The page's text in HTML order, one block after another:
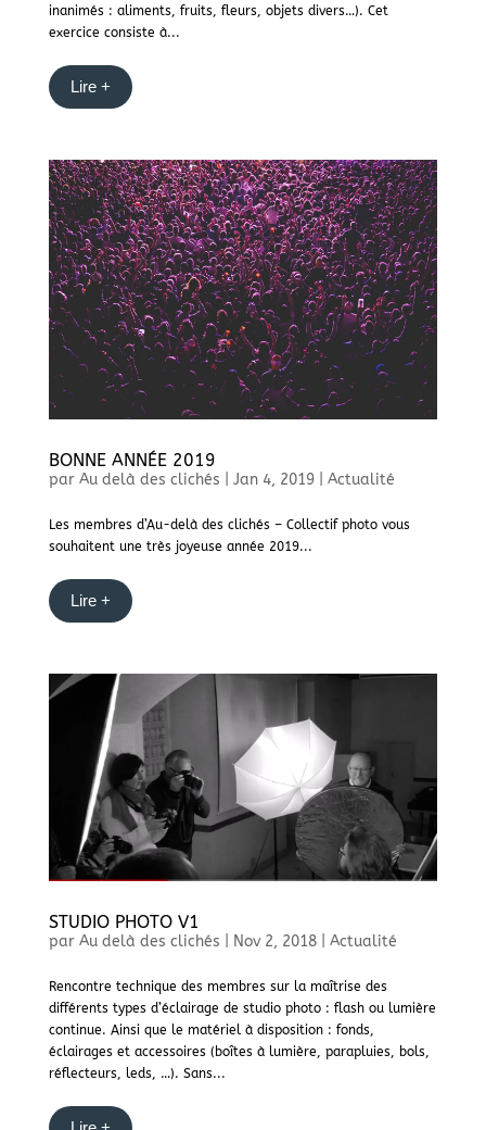
inanimés : aliments, fruits, fleurs, objets divers…). Cet
exercice consiste à...
Lire +
BONNE ANNÉE 2019
par Au delà des clichés Jan 4, 2019| Actualité
Les membres d’Au-delà des clichés – Collectif photo vous
souhaitent une très joyeuse année 2019...
Lire +
STUDIO PHOTO V1
par Au delà des clichés Nov 2, 2018| Actualité
Rencontre technique des membres sur la maîtrise des
différents types d’éclairage de studio photo : flash ou lumière
continue. Ainsi que le matériel à disposition : fonds,
éclairages et accessoires (boîtes à lumière, parapluies, bols,
réflecteurs, leds, …). Sans...